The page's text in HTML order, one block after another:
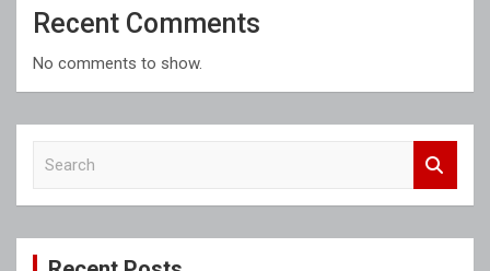
Recent Comments
No comments to show.
c